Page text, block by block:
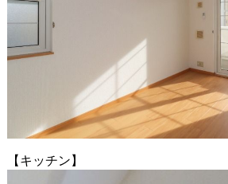
【キッチン】